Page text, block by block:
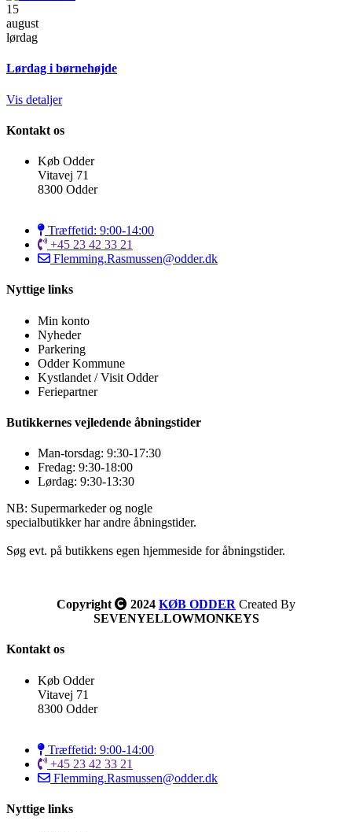
15
august
lørdag
Lørdag i børnehøjde
Vis detaljer
Kontakt os
Køb Odder
Vitavej 71
8300 Odder
Træffetid: 9:00-14:00
+45 23 42 33 21
Flemming.Rasmussen@odder.dk
Nyttige links
Min konto
Nyheder
Parkering
Odder Kommune
Kystlandet / Visit Odder
Feriepartner
Butikkernes vejledende åbningstider
Man-torsdag: 9:30-17:30
Fredag: 9:30-18:00
Lørdag: 9:30-13:30
NB: Supermarkeder og nogle
specialbutikker har andre åbningstider.
Søg evt. på butikkens egen hjemmeside for åbningstider.
Copyright 2024 KØB ODDER Created By
SEVENYELLOWMONKEYS
Kontakt os
Køb Odder
Vitavej 71
8300 Odder
Træffetid: 9:00-14:00
+45 23 42 33 21
Flemming.Rasmussen@odder.dk
Nyttige links